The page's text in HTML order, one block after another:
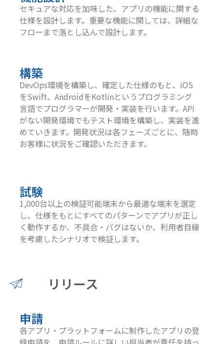
セキュアな対応を加味した、アプリの機能に関する
仕様を設計します。重要な機能に関しては、詳細な
フローまで落とし込んで設計します。
構築
DevOps環境を構築し、確定した仕様のもと、iOS
をSwift、AndroidをKotlinというプログラミング
言語でプログラマーが開発・実装を行います。API
がない開発環境でもテスト環境を構築し、実装を進
めていきます。開発状況は各フェーズごとに、随時
お客様に状況をご確認いただきます。
試験
1,000台以上の検証可能端末から最適な端末を選定
し、仕様をもとにすべてのパターンでアプリが正し
く動作するか、不具合・バグはないか、利用者目線
を考慮したシナリオで検証します。
リリース
申請
各アプリ・プラットフォームに制作したアプリの登